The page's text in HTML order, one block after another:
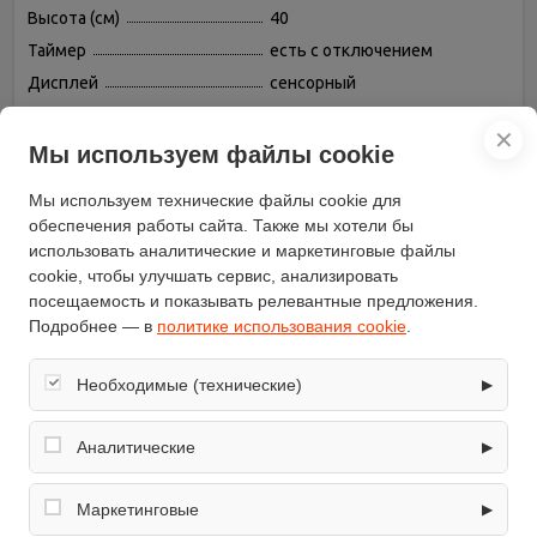
Высота (см)
40
Таймер
есть с отключением
Дисплей
сенсорный
Переключатели
сенсорные
Гриль
есть, инфракрасный
Часы
электронные
Объём (л)
40
Режимов нагрева
12
Размораживание
Дверца духовки
выдвижная
Телескопические
направляющие
Подсветка камеры
есть
Вентилятор охлаждения
✕
Мы используем файлы cookie
Мы используем технические файлы cookie для
обеспечения работы сайта. Также мы хотели бы
использовать аналитические и маркетинговые файлы
cookie, чтобы улучшать сервис, анализировать
посещаемость и показывать релевантные предложения.
Подробнее — в политике использования cookie
Необходимые (технические) ▶
Обеспечивают корректную работу сайта: оформление
заказа, корзина, вход в личный кабинет. Без них основные
Аналитические ▶
Собирают обезличенную информацию о посещениях и
использовании сайта (например, счётчики аналитики),
Маркетинговые ▶